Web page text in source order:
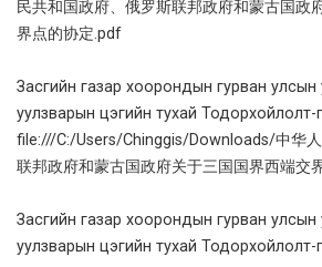
民共和国政府、俄罗斯联邦政府和蒙古国政
界点的协定.pdf
Засгийн газар хоорондын гурван улсын
уулзварын цэгийн тухай Тодорхойлолт-
file:///C:/Users/Chinggis/Downloads/中华
联邦政府和蒙古国政府关于三国国界西端交
Засгийн газар хоорондын гурван
уулзварын цэгийн тухай Тодорхойлолт-